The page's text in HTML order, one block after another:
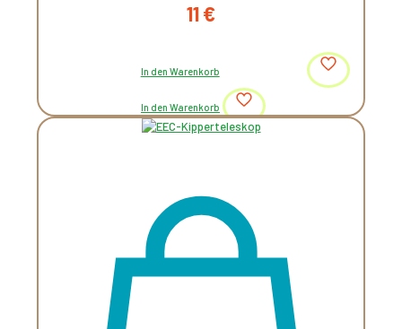
11€
In den Warenkorb
In den Warenkorb